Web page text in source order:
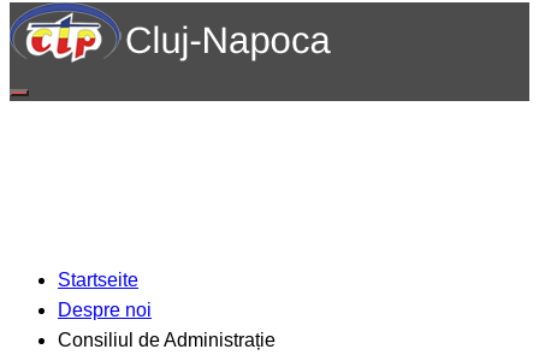
Startseite
Despre noi
Consiliul de Administrație